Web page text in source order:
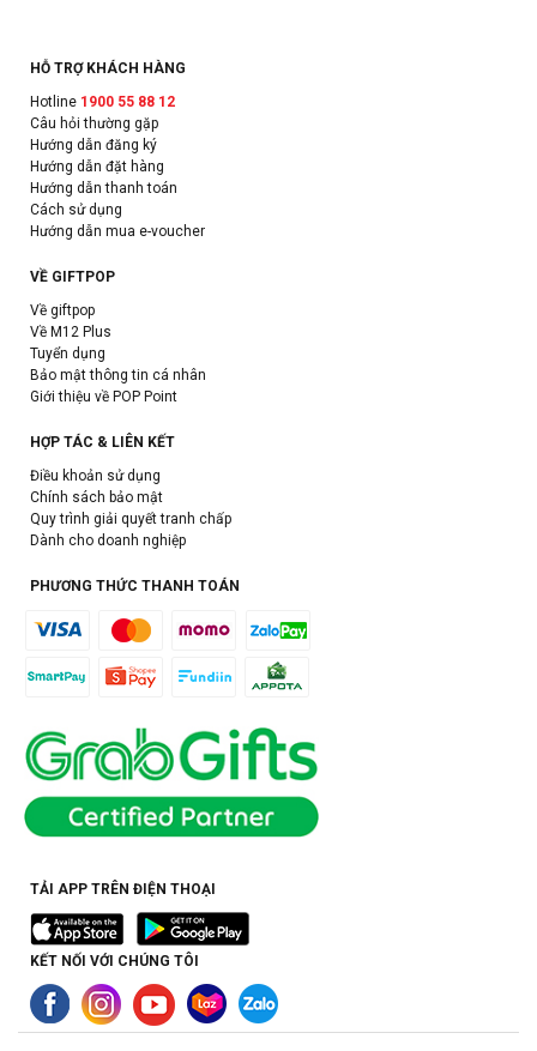
HỖ TRỢ KHÁCH HÀNG
Hotline 1900 55 88 12
Câu hỏi thường gặp
Hướng dẫn đăng ký
Hướng dẫn đặt hàng
Hướng dẫn thanh toán
Cách sử dụng
Hướng dẫn mua e-voucher
VỀ GIFTPOP
Về giftpop
Về M12 Plus
Tuyển dụng
Bảo mật thông tin cá nhân
Giới thiệu về POP Point
HỢP TÁC & LIÊN KẾT
Điều khoản sử dụng
Chính sách bảo mật
Quy trình giải quyết tranh chấp
Dành cho doanh nghiệp
PHƯƠNG THỨC THANH TOÁN
TẢI APP TRÊN ĐIỆN THOẠI
KẾT NỐI VỚI CHÚNG TÔI